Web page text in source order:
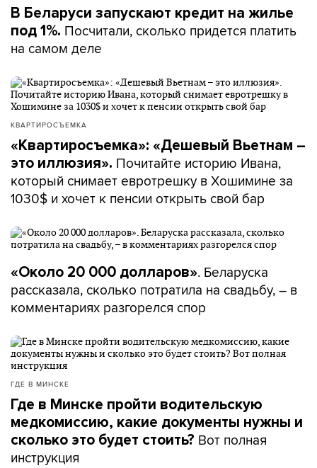
В Беларуси запускают кредит на жилье
под 1%. Посчитали, сколько придется платить
на самом деле
КВАРТИРОСЪЕМКА
«Квартиросъемка»: «Дешевый Вьетнам –
это иллюзия». Почитайте историю Ивана,
который снимает евротрешку в Хошимине за
1030$ и хочет к пенсии открыть свой бар
«Около 20 000 долларов». Беларуска
рассказала, сколько потратила на свадьбу, – в
комментариях разгорелся спор
ГДЕ В МИНСКЕ
Где в Минске пройти водительскую
медкомиссию, какие документы нужны и
сколько это будет стоить? Вот полная
инструкция